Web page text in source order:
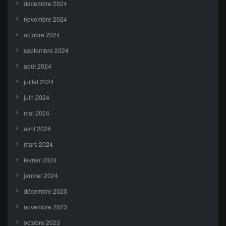
décembre 2024
novembre 2024
octobre 2024
septembre 2024
août 2024
juillet 2024
juin 2024
mai 2024
avril 2024
mars 2024
février 2024
janvier 2024
décembre 2023
novembre 2023
octobre 2023